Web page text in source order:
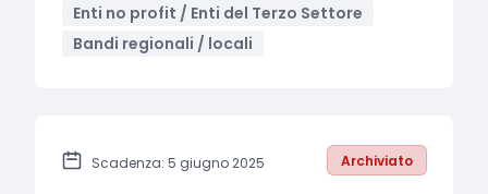
Enti no profit / Enti del Terzo Settore
Bandi regionali / locali
Scadenza: 5 giugno 2025 Archiviato